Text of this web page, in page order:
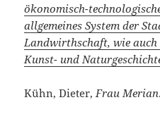
ökonomisch-
allgemeines System der
Landwirthschaft, wie auch
Kunst- und
Kühn, Dieter,Frau